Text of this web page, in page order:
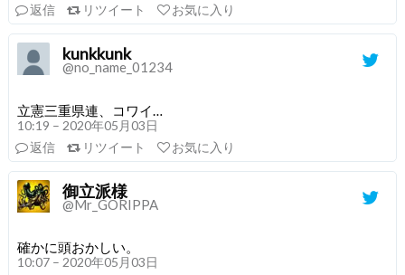
返信
リツイート お気に入り
kunkkunk
@no_name_01234
立憲三重県連、コワイ…
10:19 – 2020年05月03日
返信
リツイート お気に入り
御立派様
@Mr_GORIPPA
確かに頭おかしい。
10:07 – 2020年05月03日